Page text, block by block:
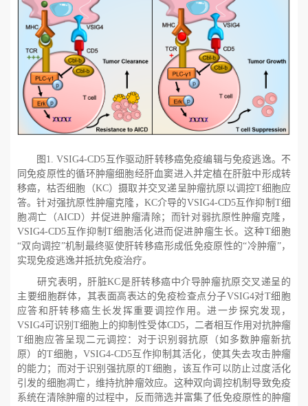
图 1. VSIG4-CD5互作驱动肝转移癌免疫编辑与免疫逃逸。不
同免疫原性的循环肿瘤细胞经肝血窦进入并定植在肝脏中形成转
移癌，枯否细胞（KC）摄取并交叉递呈肿瘤抗原以调控T细胞应
答。针对强抗原性肿瘤克隆， KC介导的VSIG4-CD5互作抑制 T细
胞凋亡（AICD）并促进肿瘤清除；而针对弱抗原性肿瘤克隆，
VSIG4-CD5互作抑制T细胞活化进而促进肿瘤生长。这种T细胞
“双向调控”机制最终驱使肝转移癌形成低免疫原性的“冷肿瘤”，
实现免疫逃逸并抵抗免疫治疗。
研究表明，肝脏KC是肝转移癌中介导肿瘤抗原交叉递呈的
主要细胞群体，其表面高表达的免疫检查点分子VSIG4对T细胞
应答和肝转移癌生长发挥重要调控作用。进一步探究发现，
VSIG4可识别T细胞上的抑制性受体CD5，二者相互作用对抗肿瘤
T细胞应答呈现二元调控：对于识别弱抗原（如多数肿瘤新抗
原）的T细胞，VSIG4-CD5互作抑制其活化，使其失去攻击肿瘤
的能力；而对于识别强抗原的T细胞，该互作可以防止过度活化
引发的细胞凋亡，维持抗肿瘤效应。这种双向调控机制导致免疫
系统在清除肿瘤的过程中，反而筛选并富集了低免疫原性的肿瘤